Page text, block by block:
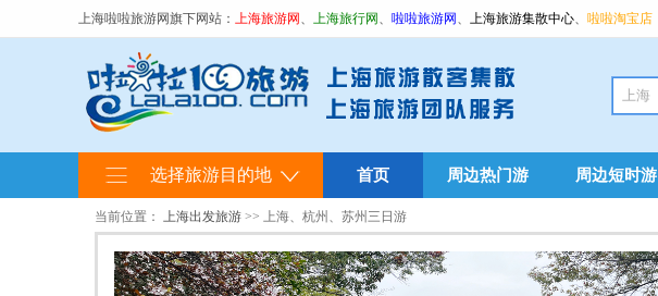
上海啦啦旅游网旗下网站： 上海旅游网 、 上海旅行网 、 啦啦旅游网 、 上海旅游集散中心、 啦啦淘宝店
选择旅游目的地 首页 周边热门游 周边短时游
当前位置： 上海出发旅游 >> 上海、杭州、苏州三日游